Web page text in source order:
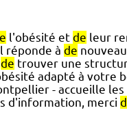
l'obésité et de leur
réponde à de
de trouver une
adapté à votre
- accueille
d'information, merci